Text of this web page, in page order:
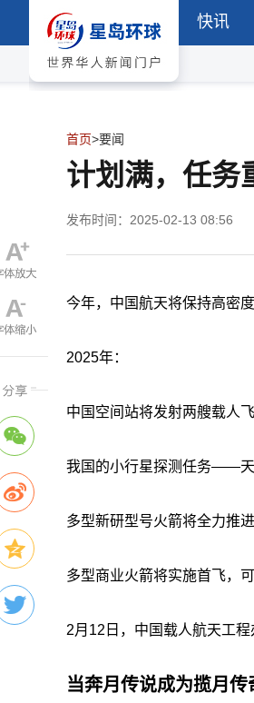
快讯
首页>要闻
计划满，任务
发布时间：2025-02-13 08:56
今年，中国航天将保持高密
2025年：
中国空间站将发射两艘载人
我国的小行星探测任务——天
多型新研型号火箭将全力推
多型商业火箭将实施首飞，
2月12日，中国载人航天工
当奔月传说成为揽月传